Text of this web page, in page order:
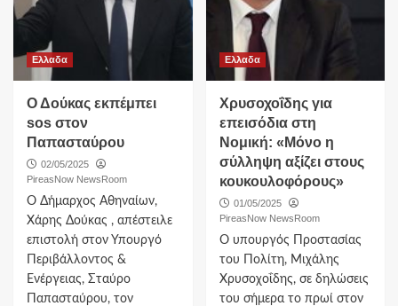
Ελλαδα
Ο Δούκας εκπέμπει
sos στον
Παπασταύρου
02/05/2025
PireasNow NewsRoom
Ο Δήμαρχος Αθηναίων,
Χάρης Δούκας , απέστειλε
επιστολή στον Υπουργό
Περιβάλλοντος &
Ενέργειας, Σταύρο
Παπασταύρου, τον
Ελλαδα
Χρυσοχοΐδης για
επεισόδια στη
Νομική: «Μόνο η
σύλληψη αξίζει στους
κουκουλοφόρους»
01/05/2025
PireasNow NewsRoom
Ο υπουργός Προστασίας
του Πολίτη, Μιχάλης
Χρυσοχοΐδης, σε δηλώσεις
του σήμερα το πρωί στον